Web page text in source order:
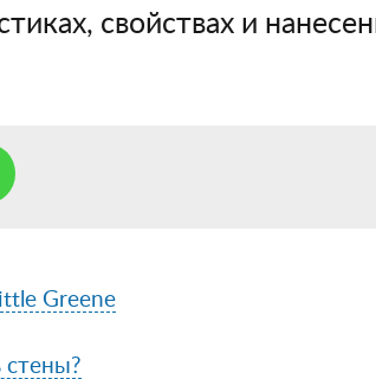
свойствах и
Greene
стены?